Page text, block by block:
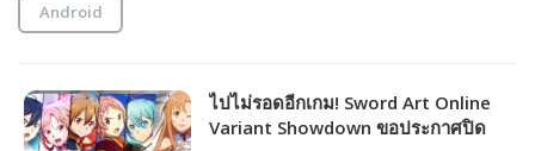
Android
ไปไม่รอดอีกเกม! Sword Art Online
Variant Showdown ขอประกาศปิด